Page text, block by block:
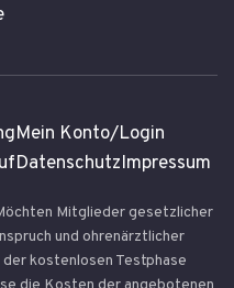
Mein Konto/Login
DatenschutzImpressum
Mitglieder gesetzlicher
und ohrenärztlicher
kostenlosen Testphase